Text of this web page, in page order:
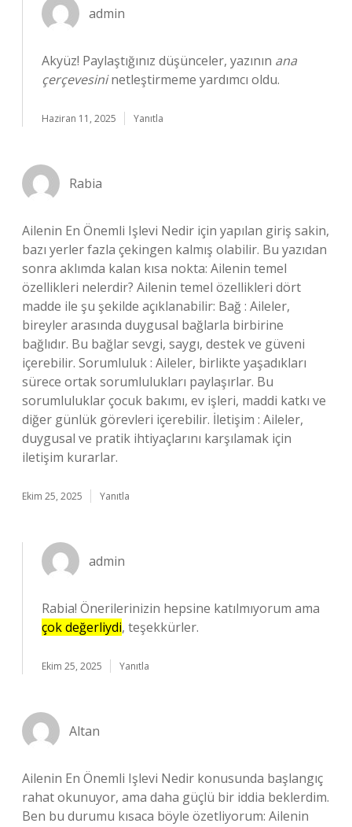
admin
Akyüz! Paylaştığınız düşünceler, yazının ana
çerçevesininetleştirmeme yardımcı oldu.
Haziran 11, 2025 Yanıtla
Rabia
Ailenin En Önemli Işlevi Nedir için yapılan giriş sakin,
bazı yerler fazla çekingen kalmış olabilir. Bu yazıdan
sonra aklımda kalan kısa nokta: Ailenin temel
özellikleri nelerdir? Ailenin temel özellikleri dört
madde ile şu şekilde açıklanabilir: Bağ : Aileler,
bireyler arasında duygusal bağlarla birbirine
bağlıdır. Bu bağlar sevgi, saygı, destek ve güveni
içerebilir. Sorumluluk : Aileler, birlikte yaşadıkları
sürece ortak sorumlulukları paylaşırlar. Bu
sorumluluklar çocuk bakımı, ev işleri, maddi katkı ve
diğer günlük görevleri içerebilir. İletişim : Aileler,
duygusal ve pratik ihtiyaçlarını karşılamak için
iletişim kurarlar.
Ekim 25, 2025 Yanıtla
admin
Rabia! Önerilerinizin hepsine katılmıyorum ama
çok değerliydi, teşekkürler.
Ekim 25, 2025 Yanıtla
Altan
Ailenin En Önemli Işlevi Nedir konusunda başlangıç
rahat okunuyor, ama daha güçlü bir iddia beklerdim.
Ben bu durumu kısaca böyle özetliyorum: Ailenin